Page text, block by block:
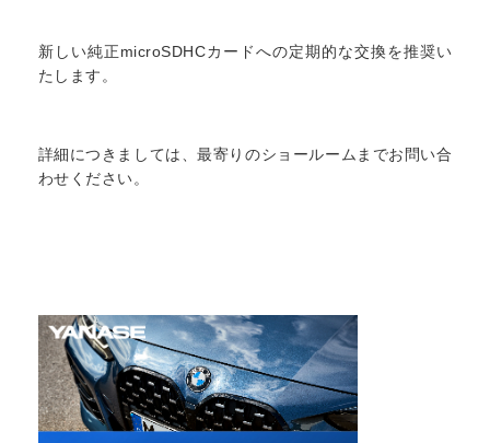
新しい純正microSDHCカードへの定期的な交換を推奨い
たします。
詳細につきましては、最寄りのショールームまでお問い合
わせください。